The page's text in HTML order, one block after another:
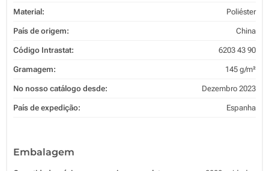
Material: Poliéster
País de origem: China
Código Intrastat: 6203 43 90
Gramagem: 145 g/m²
No nosso catálogo desde: Dezembro 2023
País de expedição: Espanha
Embalagem